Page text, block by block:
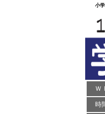
小学
Ｗ
時